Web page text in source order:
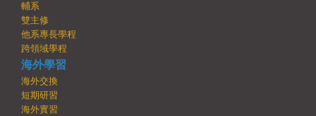
輔系
雙主修
他系專長學程
跨領域學程
海外學習
海外交換
短期研習
海外實習